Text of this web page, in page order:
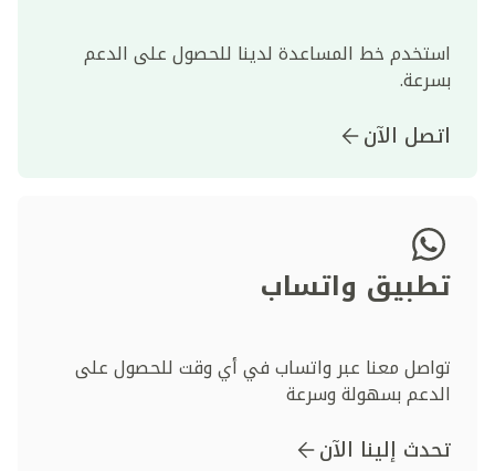
استخدم خط المساعدة لدينا للحصول على الدعم
بسرعة.
اتصل الآن
تطبيق واتساب
تواصل معنا عبر واتساب في أي وقت للحصول على
الدعم بسهولة وسرعة
تحدث إلينا الآن